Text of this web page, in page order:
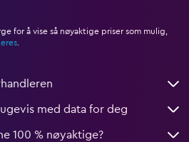
for å vise så nøyaktige priser som mulig,
.
med data for deg
100 % nøyaktige?